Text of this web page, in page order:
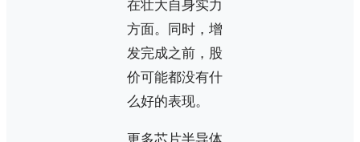
在壮大自身实力
方面。同时，增
发完成之前，股
价可能都没有什
么好的表现。
更多芯片半导体